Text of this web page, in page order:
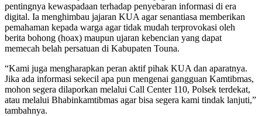
pentingnya kewaspadaan terhadap penyebaran informasi di era
digital. Ia menghimbau jajaran KUA agar senantiasa memberikan
pemahaman kepada warga agar tidak mudah terprovokasi oleh
berita bohong (hoax) maupun ujaran kebencian yang dapat
memecah belah persatuan di Kabupaten Touna.
“Kami juga mengharapkan peran aktif pihak KUA dan aparatnya.
Jika ada informasi sekecil apa pun mengenai gangguan Kamtibmas,
mohon segera dilaporkan melalui Call Center 110, Polsek terdekat,
atau melalui Bhabinkamtibmas agar bisa segera kami tindak lanjuti,”
tambahnya.